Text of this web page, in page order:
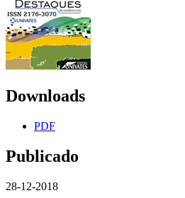
Downloads
PDF
Publicado
28-12-2018